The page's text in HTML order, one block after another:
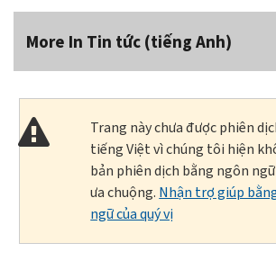
More In Tin tức (tiếng Anh)
Trang này chưa được phiên
tiếng Việt vì chúng tôi hiện
bản phiên dịch bằng ngôn ngữ
ưa chuộng. Nhận trợ giúp
ngữ của quý vị